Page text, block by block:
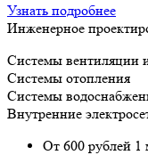
Узнать подробнее
Инженерное
Системы вентиляции
Системы отопления
Системы
Внутренние
От 600 рублей 1